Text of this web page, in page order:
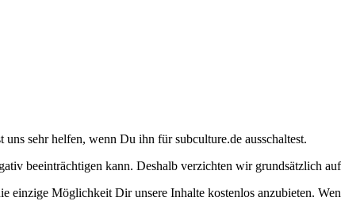
sehr helfen, wenn Du ihn für subculture.de ausschaltest.
beeinträchtigen kann. Deshalb verzichten wir grundsätzlich
einzige Möglichkeit Dir unsere Inhalte kostenlos anzubieten.